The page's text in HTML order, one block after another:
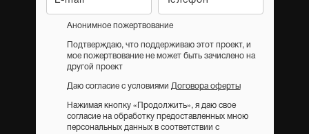
Анонимное пожертвование
Подтверждаю, что поддерживаю этот проект, и
мое пожертвование не может быть зачислено на
другой проект
Даю согласие с условиями Договора оферты
Нажимая кнопку «Продолжить», я даю свое
согласие на обработку предоставленных мною
персональных данных в соответствии с